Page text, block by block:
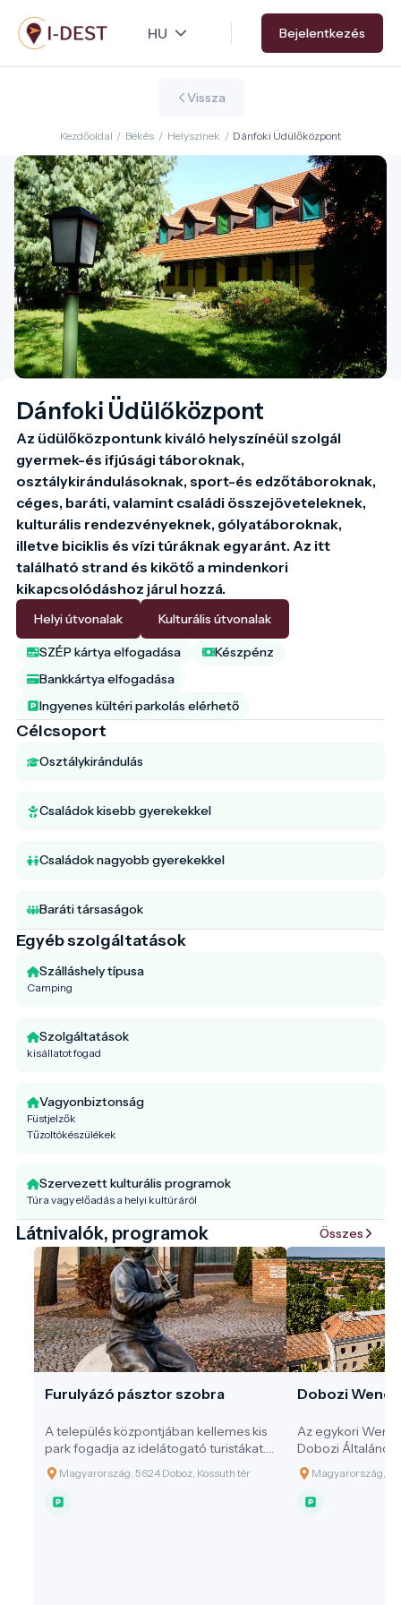
Ugrás
a
tartalomra
Bejelentkezés
Vissza
Kezdőoldal / Békés / Helyszínek / Dánfoki Üdülőközpont
Dánfoki Üdülőközpont
Az üdülőközpontunk kiváló helyszínéül szolgál
gyermek-és ifjúsági táboroknak,
osztálykirándulásoknak, sport-és edzőtáboroknak,
céges, baráti, valamint családi összejöveteleknek,
kulturális rendezvényeknek, gólyatáboroknak,
illetve biciklis és vízi túráknak egyaránt. Az itt
található strand és kikötő a mindenkori
kikapcsolódáshoz járul hozzá.
Helyi útvonalak Kulturális útvonalak
SZÉP kártya elfogadása
Készpénz
Bankkártya elfogadása
Ingyenes kültéri parkolás elérhető
Célcsoport
Osztálykirándulás
Családok kisebb gyerekekkel
Családok nagyobb gyerekekkel
Baráti társaságok
Egyéb szolgáltatások
Szálláshely típusa
Camping
Szolgáltatások
kisállatot fogad
Vagyonbiztonság
Füstjelzők
Tűzoltókészülékek
Szervezett kulturális programok
Túra vagy előadás a helyi kultúráról
Látnivalók, programok Összes
Furulyázó pásztor szobra
A település központjában kellemes kis
park fogadja az idelátogató turistákat.
Közepén a Millennium tiszteletére, a
Millennium évében, 2000-ben Doboz
Nagyközség Önkormányzata által
Magyarország, 5624 Doboz, Kossuth tér
Dobozi
Az egykori
Dobozi Általános
Magyarország,